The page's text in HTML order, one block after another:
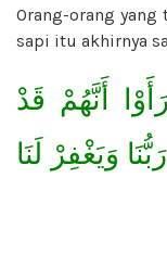
Orang-orang
sapi itu akhirnya
أَنَّهُمْ قَدْ
وَيَغْفِرْ لَنَا